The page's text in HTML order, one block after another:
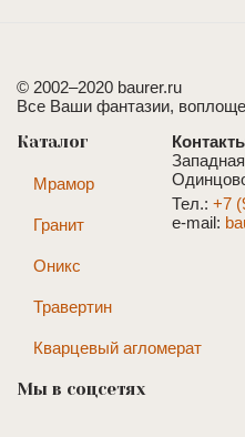
© 2002–2020 baurer.ru
Все Ваши фантазии,
Тел.: +7
e-mail:
Каталог
Мрамор
Гранит
Оникс
Травертин
Кварцевый агломерат
Мы в соцсетях